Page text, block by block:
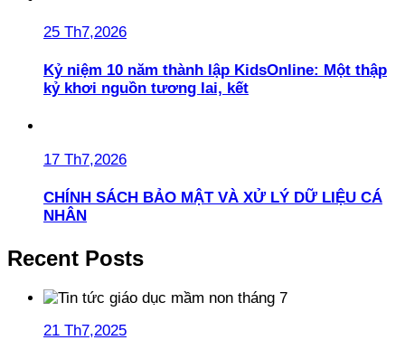
25 Th7,2026
Kỷ niệm 10 năm thành lập KidsOnline: Một thập
kỷ khơi nguồn tương lai, kết
17 Th7,2026
CHÍNH SÁCH BẢO MẬT VÀ XỬ LÝ DỮ LIỆU CÁ
NHÂN
Recent Posts
21 Th7,2025